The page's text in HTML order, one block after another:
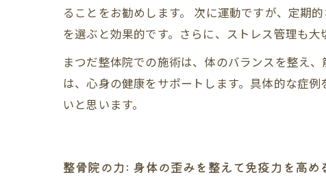
ることをお勧めします。 次に運動ですが、定期
を選ぶと効果的です。さらに、ストレス管理も
まつだ整体院での施術は、体のバランスを整え
は、心身の健康をサポートします。具体的な症
いと思います。
整骨院の力: 身体の歪みを整えて免疫力を高め